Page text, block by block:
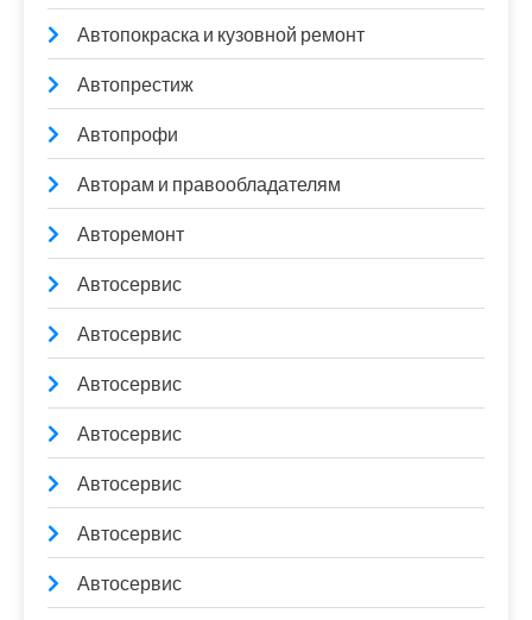
Автопокраска и кузовной ремонт
Автопрестиж
Автопрофи
Авторам и правообладателям
Авторемонт
Автосервис
Автосервис
Автосервис
Автосервис
Автосервис
Автосервис
Автосервис